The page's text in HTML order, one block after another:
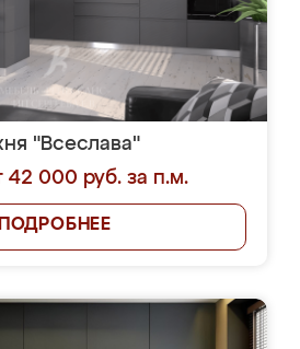
"Всеслава"
42 000 руб. за п.м.
ПОДРОБНЕЕ